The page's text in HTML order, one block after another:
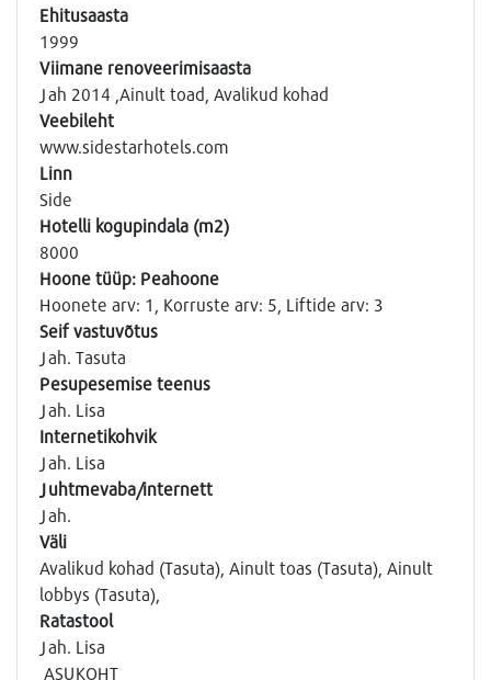
Ehitusaasta
1999
Viimane renoveerimisaasta
Jah 2014 ,Ainult toad, Avalikud kohad
Veebileht
www.sidestarhotels.com
Linn
Side
Hotelli kogupindala (m2)
8000
Hoone tüüp: Peahoone
Hoonete arv: 1, Korruste arv: 5, Liftide arv: 3
Seif vastuvõtus
Jah. Tasuta
Pesupesemise teenus
Jah. Lisa
Internetikohvik
Jah. Lisa
Juhtmevaba/internett
Jah.
Väli
Avalikud kohad (Tasuta), Ainult toas (Tasuta), Ainult
lobbys (Tasuta),
Ratastool
Jah. Lisa
ASUKOHT